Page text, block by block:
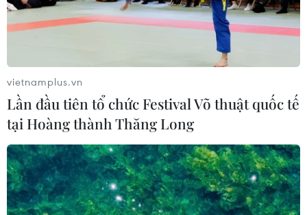
vietnamplus.vn
Lần đầu tiên tổ chức Festival Võ thuật quốc tế
tại Hoàng thành Thăng Long